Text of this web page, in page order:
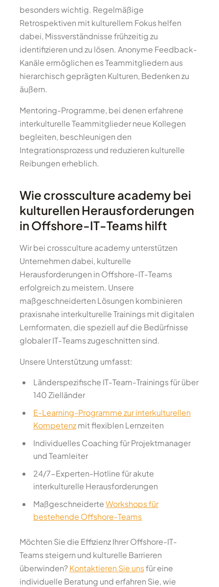
besonders wichtig. Regelmäßige
Retrospektiven mit kulturellem Fokus helfen
dabei, Missverständnisse frühzeitig zu
identifizieren und zu lösen. Anonyme Feedback-
Kanäle ermöglichen es Teammitgliedern aus
hierarchisch geprägten Kulturen, Bedenken zu
äußern.
Mentoring-Programme, bei denen erfahrene
interkulturelle Teammitglieder neue Kollegen
begleiten, beschleunigen den
Integrationsprozess und reduzieren kulturelle
Reibungen erheblich.
Wie crossculture academy bei
kulturellen Herausforderungen
in Offshore-IT-Teams hilft
Wir bei crossculture academy unterstützen
Unternehmen dabei, kulturelle
Herausforderungen in Offshore-IT-Teams
erfolgreich zu meistern. Unsere
maßgeschneiderten Lösungen kombinieren
praxisnahe interkulturelle Trainings mit digitalen
Lernformaten, die speziell auf die Bedürfnisse
globaler IT-Teams zugeschnitten sind.
Unsere Unterstützung umfasst:
Länderspezifische IT-Team-Trainings für über
140 Zielländer
E-Learning-Programme zur interkulturellen
Kompetenzmit flexiblen Lernzeiten
Individuelles Coaching für Projektmanager
und Teamleiter
24/7-Experten-Hotline für akute
interkulturelle Herausforderungen
MaßgeschneiderteWorkshops für
bestehende Offshore-Teams
Möchten Sie die Effizienz Ihrer Offshore-IT-
Teams steigern und kulturelle Barrieren
überwinden?Kontaktieren Sie unsfür eine
individuelle Beratung und erfahren Sie, wie